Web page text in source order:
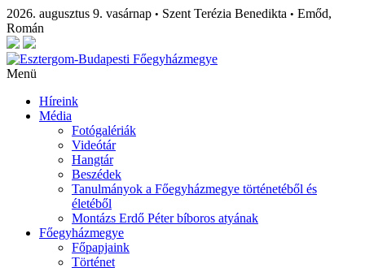
2026. augusztus 9. vasárnap • Szent Terézia Benedikta • Emőd,
Román
Menü
Híreink
Média
Fotógalériák
Videótár
Hangtár
Beszédek
Tanulmányok a Főegyházmegye történetéből és
életéből
Montázs Erdő Péter bíboros atyának
Főegyházmegye
Főpapjaink
Történet